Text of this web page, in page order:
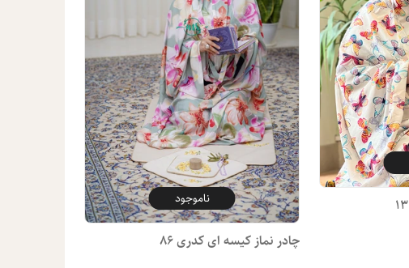
ناموجود
چادر نماز کیسه ای کدری 86